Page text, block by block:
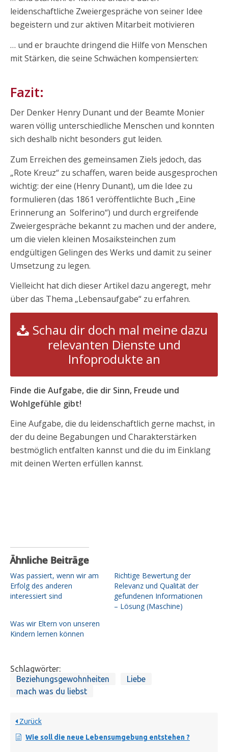
leidenschaftliche Zweiergespräche von seiner Idee
begeistern und zur aktiven Mitarbeit motivieren
… und er brauchte dringend die Hilfe von Menschen
mit Stärken, die seine Schwächen kompensierten:
Fazit:
Der Denker Henry Dunant und der Beamte Monier
waren völlig unterschiedliche Menschen und konnten
sich deshalb nicht besonders gut leiden.
Zum Erreichen des gemeinsamen Ziels jedoch, das
„Rote Kreuz“ zu schaffen, waren beide ausgesprochen
wichtig: der eine (Henry Dunant), um die Idee zu
formulieren (das 1861 veröffentlichte Buch „Eine
Erinnerung an Solferino“) und durch ergreifende
Zweiergespräche bekannt zu machen und der andere,
um die vielen kleinen Mosaiksteinchen zum
endgültigen Gelingen des Werks und damit zu seiner
Umsetzung zu legen.
Vielleicht hat dich dieser Artikel dazu angeregt, mehr
über das Thema „Lebensaufgabe“ zu erfahren.
Schau dir doch mal meine dazu
relevanten Dienste und
Infoprodukte an
Finde die Aufgabe, die dir Sinn, Freude und
Wohlgefühle gibt!
Eine Aufgabe, die du leidenschaftlich gerne machst, in
der du deine Begabungen und Charakterstärken
bestmöglich entfalten kannst und die du im Einklang
mit deinen Werten erfüllen kannst.
Ähnliche Beiträge
Was passiert, wenn wir am
Erfolg des anderen
interessiert sind
Richtige Bewertung der
Relevanz und Qualität der
gefundenen Informationen
– Lösung (Maschine)
Was wir Eltern von unseren
Kindern lernen können
Schlagwörter:
Beziehungsgewohnheiten
Liebe
mach was du liebst
Zurück
Wie soll die neue Lebensumgebung entstehen ?